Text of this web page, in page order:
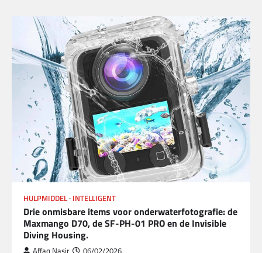
HULPMIDDEL INTELLIGENT
Drie onmisbare items voor onderwaterfotografie: de
Maxmango D70, de SF-PH-01 PRO en de Invisible
Diving Housing.